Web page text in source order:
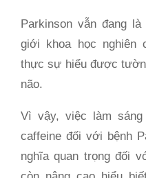
Parkinson vẫn đang
giới khoa học nghiên
thực sự hiểu được
não.
Vì vậy, việc làm
caffeine đối với bệnh
nghĩa quan trọng đối